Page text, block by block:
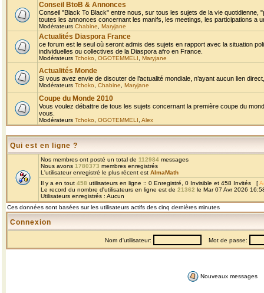
Conseil BtoB & Annonces
Conseil "Black To Black" entre nous, sur tous les sujets de la vie
toutes les annonces concernant les manifs, les meetings, les participations a
Modérateurs Chabine Maryjane
Actualités Diaspora France
ce forum est le seul où seront admis des sujets en rapport avec la situation
individuelles ou collectives de la Diaspora afro en France.
Modérateurs Tchoko OGOTEMMELI Maryjane
Actualités Monde
Si vous avez envie de discuter de l’actualité mondiale, n’ayant aucun lien
Modérateurs Tchoko Chabine Maryjane
Coupe du Monde 2010
Vous voulez débattre de tous les sujets concernant la première coupe du
vous.
Modérateurs Tchoko OGOTEMMELI Alex
Qui est en ligne ?
Nos membres ont posté un total de 112984 messages
Nous avons 1780373 membres enregistrés
L'utilisateur enregistré le plus récent est AlmaMath
Il y a en tout 458 utilisateurs en ligne :: 0 Enregistré, 0 Invisible et 458 Invités [
Le record du nombre d'utilisateurs en ligne est de 21362 le Mar 07 Avr 2026
Utilisateurs enregistrés : Aucun
Ces données sont basées sur les utilisateurs actifs des cinq dernières minutes
Connexion
Nom d'utilisateur: Mot de passe:
Nouveaux messages